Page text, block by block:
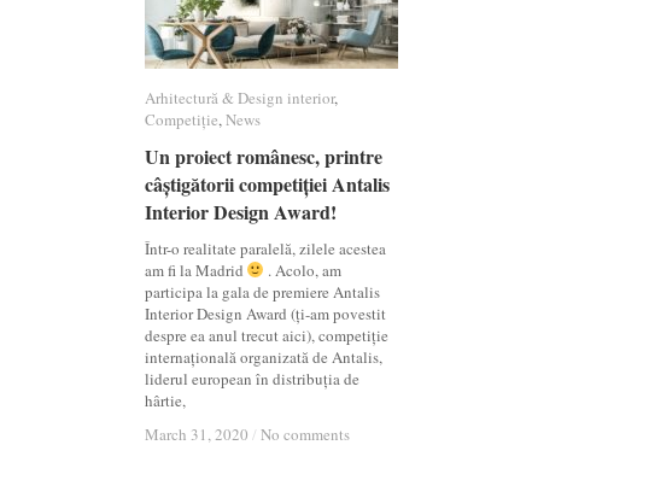
Arhitectură & Design interior,
Competiție,News
Un proiect românesc, printre
câștigătorii competiției Antalis
Interior Design Award!
Într-o realitate paralelă, zilele acestea
am fi la Madrid
. Acolo, am
participa la gala de premiere Antalis
Interior Design Award (ți-am povestit
despre ea anul trecut aici), competiție
internațională organizată de Antalis,
liderul european în distribuția de
hârtie,
March 31, 2020 / No comments
Arhitectură & Design interior
Competiție News
Un proiect românesc, printre
câștigătorii competiției Antalis
Interior Design Award!
March 31, 2020 / No comments